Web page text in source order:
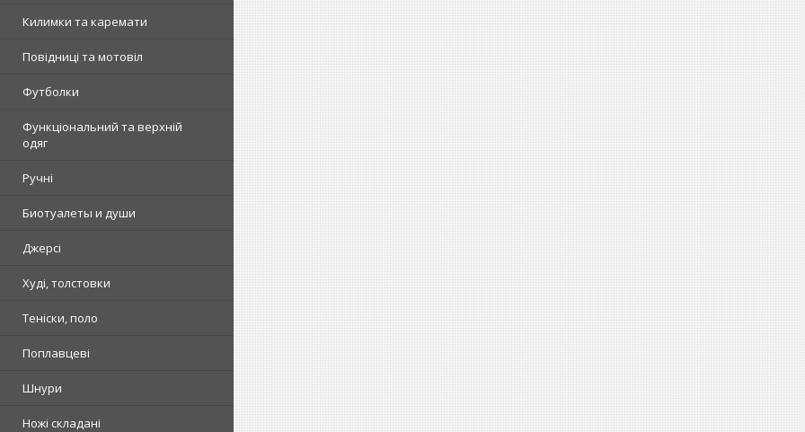
Килимки та каремати
Повідниці та мотовіл
Футболки
Функціональний та верхній
одяг
Ручні
Биотуалеты и души
Джерсі
Худі, толстовки
Теніски, поло
Поплавцеві
Шнури
Ножі складані